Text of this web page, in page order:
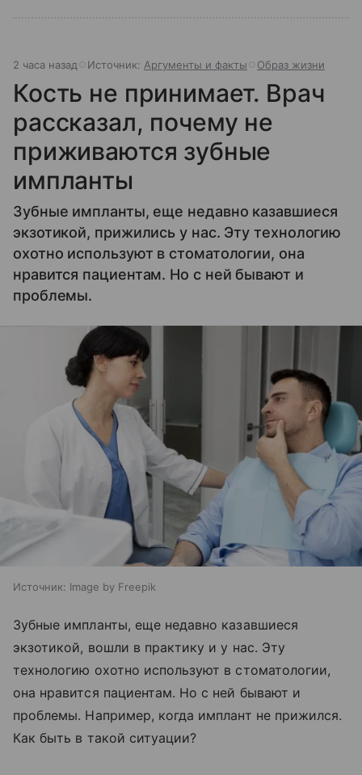
2 часа назад Источник: Аргументы и факты Образ жизни
Кость не принимает. Врач
рассказал, почему не
приживаются зубные
импланты
Зубные импланты, еще недавно казавшиеся
экзотикой, прижились у нас. Эту технологию
охотно используют в стоматологии, она
нравится пациентам. Но с ней бывают и
проблемы.
Источник: Image by Freepik
Зубные импланты, еще недавно казавшиеся
экзотикой, вошли в практику и у нас. Эту
технологию охотно используют в стоматологии,
она нравится пациентам. Но с ней бывают и
проблемы. Например, когда имплант не прижился.
Как быть в такой ситуации?